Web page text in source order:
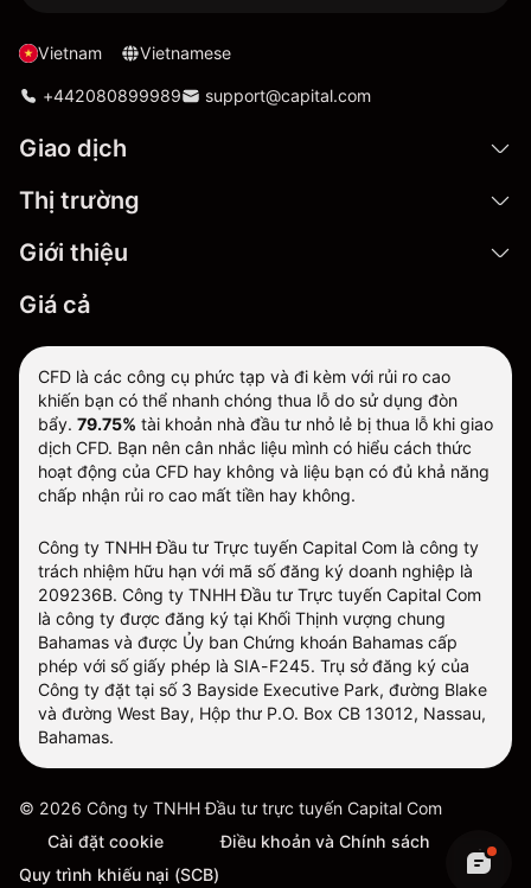
Vietnam Vietnamese
+442080899989 support@capital.com
Giao dịch
Thị trường
Giới thiệu
Giá cả
CFD là các công cụ phức tạp và đi kèm với rủi ro cao
khiến bạn có thể nhanh chóng thua lỗ do sử dụng đòn
bẩy. 79.75% tài khoản nhà đầu tư nhỏ lẻ bị thua lỗ khi giao
dịch CFD. Bạn nên cân nhắc liệu mình có hiểu cách thức
hoạt động của CFD hay không và liệu bạn có đủ khả năng
chấp nhận rủi ro cao mất tiền hay không.
Công ty TNHH Đầu tư Trực tuyến Capital Com là công ty
trách nhiệm hữu hạn với mã số đăng ký doanh nghiệp là
209236B. Công ty TNHH Đầu tư Trực tuyến Capital Com
là công ty được đăng ký tại Khối Thịnh vượng chung
Bahamas và được Ủy ban Chứng khoán Bahamas cấp
phép với số giấy phép là SIA-F245. Trụ sở đăng ký của
Công ty đặt tại số 3 Bayside Executive Park, đường Blake
và đường West Bay, Hộp thư P.O. Box CB 13012, Nassau,
Bahamas.
© 2026 Công ty TNHH Đầu tư trực tuyến Capital Com
Cài đặt cookie
Điều khoản và Chính sách
Quy trình khiếu nại (SCB)